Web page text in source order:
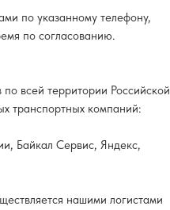
по указанному телефону,
по согласованию.
всей территории Российской
транспортных компаний:
Байкал Сервис, Яндекс,
нашими логистами